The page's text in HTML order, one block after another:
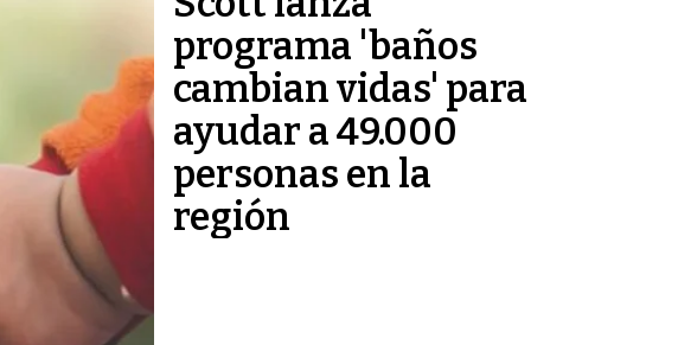
programa 'baños
cambian vidas' para
ayudar a 49.000
personas en la
región